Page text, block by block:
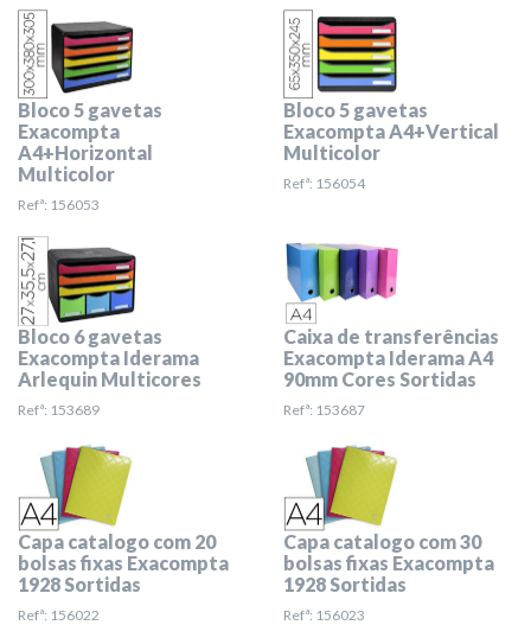
Bloco 5 gavetas
Exacompta
A4+Horizontal
Multicolor
Refª: 156053
Bloco 5 gavetas
Exacompta A4+Vertical
Multicolor
Refª: 156054
Bloco 6 gavetas
Exacompta Iderama
Arlequin Multicores
Refª: 153689
Caixa de transferências
Exacompta Iderama A4
90mm Cores Sortidas
Refª: 153687
Capa catalogo com 20
bolsas fixas Exacompta
1928 Sortidas
Refª: 156022
Capa catalogo com 30
bolsas fixas Exacompta
1928 Sortidas
Refª: 156023